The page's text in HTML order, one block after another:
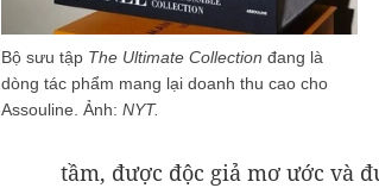
Bộ sưu tập The Ultimate Collection đang là
dòng tác phẩm mang lại doanh thu cao cho
Assouline. Ảnh: NYT.
tầm, được độc giả mơ ước và